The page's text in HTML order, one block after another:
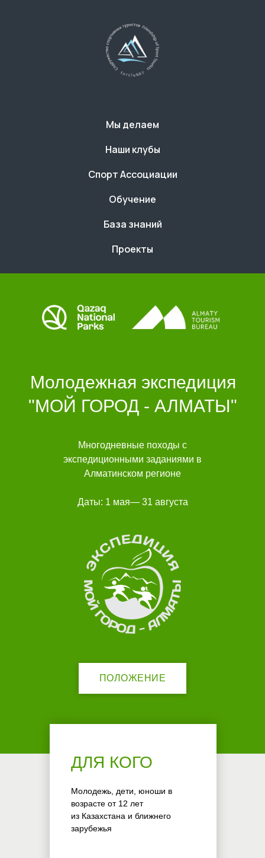
Мы делаем
Наши клубы
Спорт Ассоциации
Обучение
База знаний
Проекты
Молодежная экспедиция
"МОЙ ГОРОД - АЛМАТЫ"
ПОЛОЖЕНИЕ
Многодневные походы с
экспедиционными заданиями в
Алматинском регионе
Даты: 1 мая— 31 августа
ДЛЯ КОГО
Молодежь, дети, юноши в
возрасте от 12 лет
из Казахстана и ближнего
зарубежья